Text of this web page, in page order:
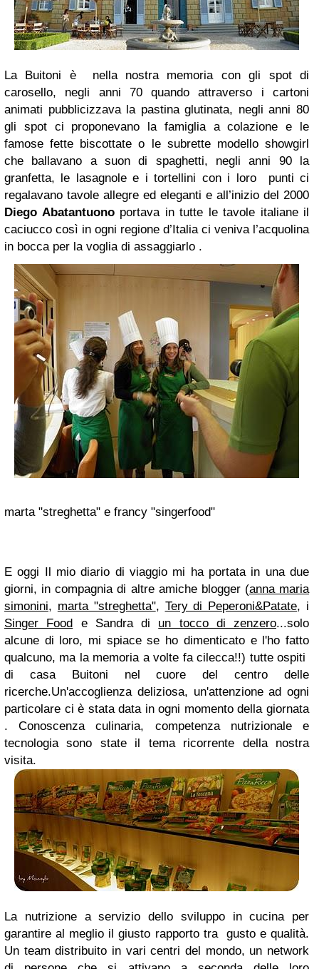
La Buitoni è nella nostra memoria con gli spot di
carosello, negli anni 70 quando attraverso i cartoni
animati pubblicizzava la pastina glutinata, negli anni 80
gli spot ci proponevano la famiglia a colazione e le
famose fette biscottate o le subrette modello showgirl
che ballavano a suon di spaghetti, negli anni 90 la
granfetta, le lasagnole e i tortellini con i loro punti ci
regalavano tavole allegre ed eleganti e all’inizio del 2000
Diego Abatantuonoportava in tutte le tavole italiane il
caciucco così in ogni regione d’Italia ci veniva l’acquolina
in bocca per la voglia di assaggiarlo .
marta "streghetta" e francy "singerfood"
E oggi Il mio diario di viaggio mi ha portata in una due
giorni, in compagnia di altre amiche blogger (anna maria
simonini, marta "streghetta", Tery di Peperoni&Patate, i
Singer Food e Sandra di un tocco di zenzero...solo
alcune di loro, mi spiace se ho dimenticato e l'ho fatto
qualcuno, ma la memoria a volte fa cilecca!!) tutte ospiti
di casa Buitoni nel cuore del centro delle
ricerche.Un'accoglienza deliziosa, un'attenzione ad ogni
particolare ci è stata data in ogni momento della giornata
. Conoscenza culinaria, competenza nutrizionale e
tecnologia sono state il tema ricorrente della nostra
visita.
La nutrizione a servizio dello sviluppo in cucina per
garantire al meglio il giusto rapporto tra gusto e qualità.
Un team distribuito in vari centri del mondo, un network